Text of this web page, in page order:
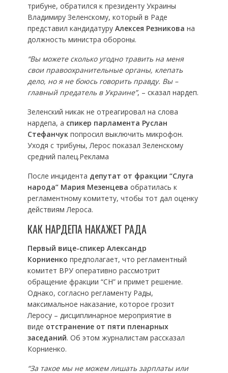
трибуне, обратился к президенту Украины
Владимиру Зеленскому, который в Раде
представил кандидатуру Алексея Резникова на
должность министра обороны.
“Вы можете сколько угодно травить на меня
свои правоохранительные органы, клепать
дело, но я не боюсь говорить правду. Вы –
главный предатель в Украине”, – сказал нардеп.
Зеленский никак не отреагировал на слова
нардепа, а спикер парламента Руслан
Стефанчукпопросил выключить микрофон.
Уходя с трибуны, Лерос показал Зеленскому
средний палец.Реклама
После инцидента депутат от фракции “Слуга
народа” Мария Мезенцева обратилась к
регламентному комитету, чтобы тот дал оценку
действиям Лероса.
КАК НАРДЕПА НАКАЖЕТ РАДА
Первый вице-спикер Александр
Корниенко предполагает, что регламентный
комитет ВРУ оперативно рассмотрит
обращение фракции “СН” и примет решение.
Однако, согласно регламенту Рады,
максимальное наказание, которое грозит
Леросу – дисциплинарное мероприятие в
виде отстранение от пяти пленарных
заседаний. Об этом журналистам рассказал
Корниенко.
“За такое мы не можем лишать зарплаты или